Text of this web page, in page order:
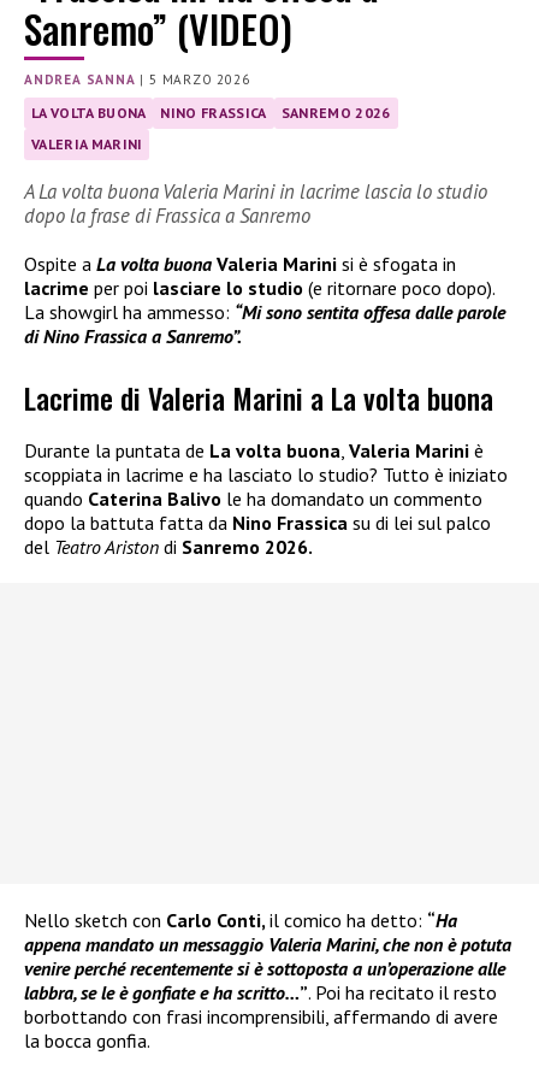
Sanremo” (VIDEO)
ANDREA SANNA | 5 MARZO 2026
LA VOLTA BUONA NINO FRASSICA
SANREMO 2026
VALERIA MARINI
A La volta buona Valeria Marini in lacrime lascia lo studio
dopo la frase di Frassica a Sanremo
Ospite a La volta buona Valeria Marini si è sfogata in
lacrime per poi lasciare lo studio (e ritornare poco dopo).
La showgirl ha ammesso: “Mi sono sentita offesa dalle parole
di Nino Frassica a Sanremo”.
Lacrime di Valeria Marini a La volta buona
Durante la puntata de La volta buona Valeria Marini è
scoppiata in lacrime e ha lasciato lo studio? Tutto è iniziato
quando Caterina Balivo le ha domandato un commento
dopo la battuta fatta da Nino Frassica su di lei sul palco
del Teatro Ariston di Sanremo 2026.
Nello sketch con Carlo Conti, il comico ha detto: “Ha
appena mandato un messaggio Valeria Marini, che non è potuta
venire perché recentemente si è sottoposta a un’operazione alle
labbra, se le è gonfiate e ha scritto…”. Poi ha recitato il resto
borbottando con frasi incomprensibili, affermando di avere
la bocca gonfia.